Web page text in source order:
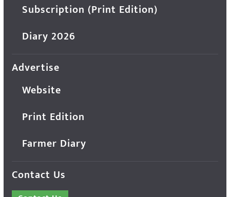
Subscription (Print Edition)
Diary 2026
Advertise
Website
Print Edition
Farmer Diary
Contact Us